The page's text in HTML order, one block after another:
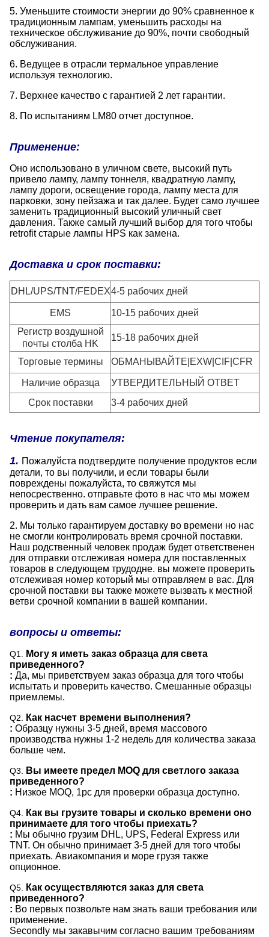
5. Уменьшите стоимости энергии до 90% сравненное к
традиционным лампам, уменьшить расходы на
техническое обслуживание до 90%, почти свободный
обслуживания.
6. Ведущее в отрасли термальное управление
используя технологию.
7. Верхнее качество с гарантией 2 лет гарантии.
8. По испытаниям LM80 отчет доступное.
Применение:
Оно использовано в уличном свете, высокий путь
привело лампу, лампу тоннеля, квадратную лампу,
лампу дороги, освещение города, лампу места для
парковки, зону пейзажа и так далее. Будет само лучшее
заменить традиционный высокий уличный свет
давления. Также самый лучший выбор для того чтобы
retrofit старые лампы HPS как замена.
Доставка и срок поставки:
DHL/UPS/TNT/FEDEX4-5 рабочих дней
EMS
10-15 рабочих дней
Регистр воздушной
почты столба HK
15-18 рабочих дней
Торговые термины ОБМАНЫВАЙТЕ|EXW|CIF|CFR
Наличие образца
УТВЕРДИТЕЛЬНЫЙ ОТВЕТ
Срок поставки
3-4 рабочих дней
Чтение покупателя:
1. Пожалуйста подтвердите получение продуктов если
детали, то вы получили, и если товары были
повреждены пожалуйста, то свяжутся мы
непосрественно. отправьте фото в нас что мы можем
проверить и дать вам самое лучшее решение.
2. Мы только гарантируем доставку во времени но нас
не смогли контролировать время срочной поставки.
Наш родственный человек продаж будет ответственен
для отправки отслеживая номера для поставленных
товаров в следующем трудодне. вы можете проверить
отслеживая номер который мы отправляем в вас. Для
срочной поставки вы также можете вызвать к местной
ветви срочной компании в вашей компании.
вопросы и ответы:
Q1.
Могу я иметь заказ образца для света
приведенного?
: Да, мы приветствуем заказ образца для того чтобы
испытать и проверить качество. Смешанные образцы
приемлемы.
Q2.
Как насчет времени выполнения?
: Образцу нужны 3-5 дней, время массового
производства нужны 1-2 недель для количества заказа
больше чем.
Q3.
Вы имеете предел MOQ для светлого заказа
приведенного?
: Низкое MOQ, 1pc для проверки образца доступно.
Q4.
Как вы грузите товары и сколько времени оно
принимаете для того чтобы приехать?
: Мы обычно грузим DHL, UPS, Federal Express или
TNT. Он обычно принимает 3-5 дней для того чтобы
приехать. Авиакомпания и море грузя также
опционное.
Q5.
Как осуществляются заказ для света
приведенного?
: Во первых позвольте нам знать ваши требования или
применение.
Secondly мы закавычим согласно вашим требованиям